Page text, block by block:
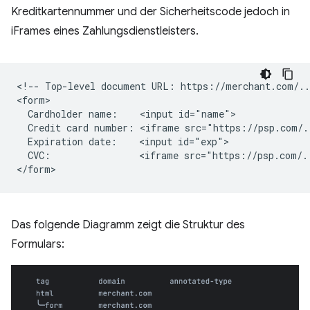
Kreditkartennummer und der Sicherheitscode jedoch in
iFrames eines Zahlungsdienstleisters.
<!-- Top-level document URL: https://
<form>
  Cardholder name:    <input id="name">
Credit card number: <iframe src="https://psp.com/
  Expiration date:    <input id="exp">
CVC:                <iframe src="https://psp.com/
Das folgende Diagramm zeigt die Struktur des
Formulars: